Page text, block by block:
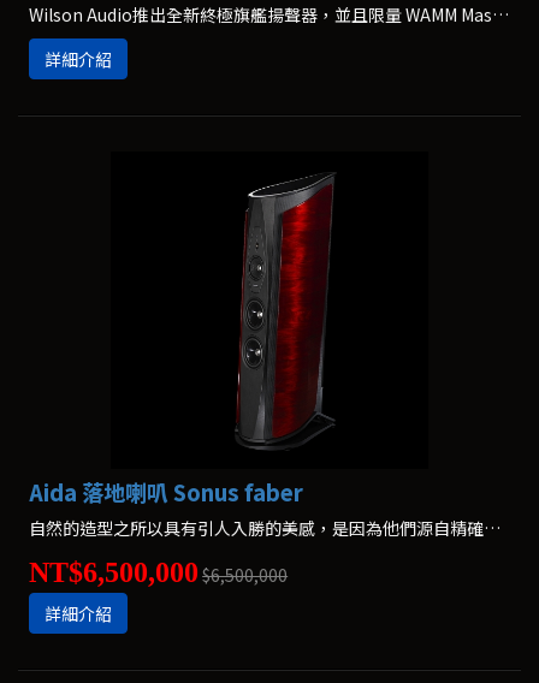
Wilson Audio推出全新終極旗艦揚聲器，並且限量 WAMM Master Chronosonic，這款新旗艦是Wilson Audio經過五年多的時間研發，是1980年代的頂級旗艦WAMM的全新延續和創新，集合了Wilson Audio最新最頂級的技術和製造工藝。
詳細介紹
Aida 落地喇叭 Sonus faber
自然的造型之所以具有引人入勝的美感，是因為他們源自精確的聲學需求，而不僅是裝飾品。
NT$6,500,000 $6,500,000
詳細介紹